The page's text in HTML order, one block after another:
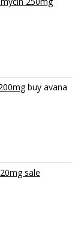
buy avana
sale